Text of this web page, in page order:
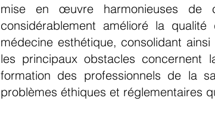
mise en œuvre harmonieuses de
considérablement amélioré la
médecine esthétique, consolidant
les principaux obstacles
formation des professionnels de la
problèmes éthiques et réglementaires